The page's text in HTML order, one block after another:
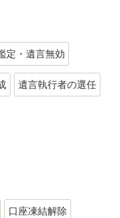
定・遺言無効
遺言執行者の選任
口座凍結解除